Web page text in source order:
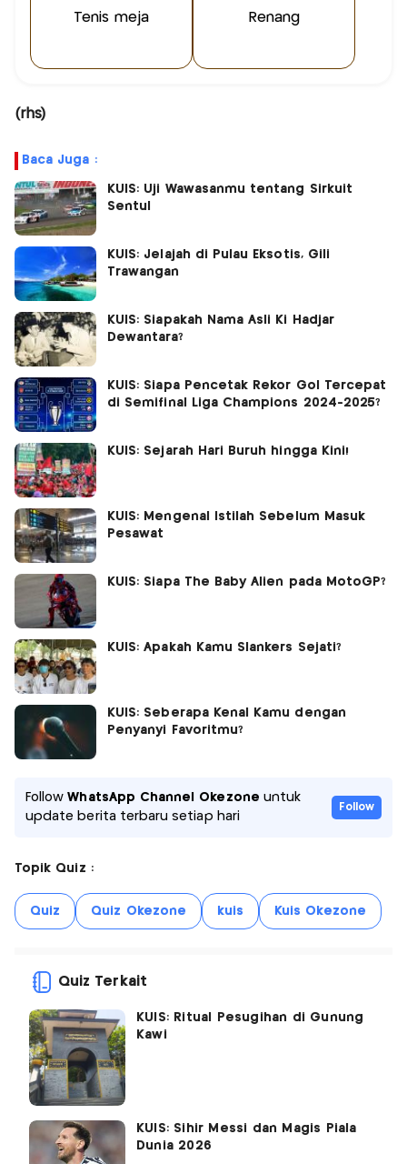
Tenis meja Renang
(rhs)
Baca Juga :
KUIS: Uji Wawasanmu tentang Sirkuit
Sentul
KUIS: Jelajah di Pulau Eksotis, Gili
Trawangan
KUIS: Siapakah Nama Asli Ki Hadjar
Dewantara?
KUIS: Siapa Pencetak Rekor Gol Tercepat
di Semifinal Liga Champions 2024-2025?
KUIS: Sejarah Hari Buruh hingga Kini!
KUIS: Mengenal Istilah Sebelum Masuk
Pesawat
KUIS: Siapa The Baby Alien pada MotoGP?
KUIS: Apakah Kamu Slankers Sejati?
KUIS: Seberapa Kenal Kamu dengan
Penyanyi Favoritmu?
FollowWhatsApp Channel Okezone untuk
update berita terbaru setiap hari
Follow
Topik Quiz :
Quiz Quiz Okezone kuis Kuis Okezone
Quiz Terkait
KUIS: Ritual Pesugihan di Gunung
Kawi
KUIS: Sihir Messi dan Magis Piala
Dunia 2026